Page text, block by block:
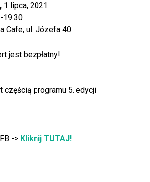
, 1 lipca, 2021
19:30
Cafe, ul. Józefa 40
jest bezpłatny!
częścią programu 5. edycji
-> Kliknij TUTAJ!